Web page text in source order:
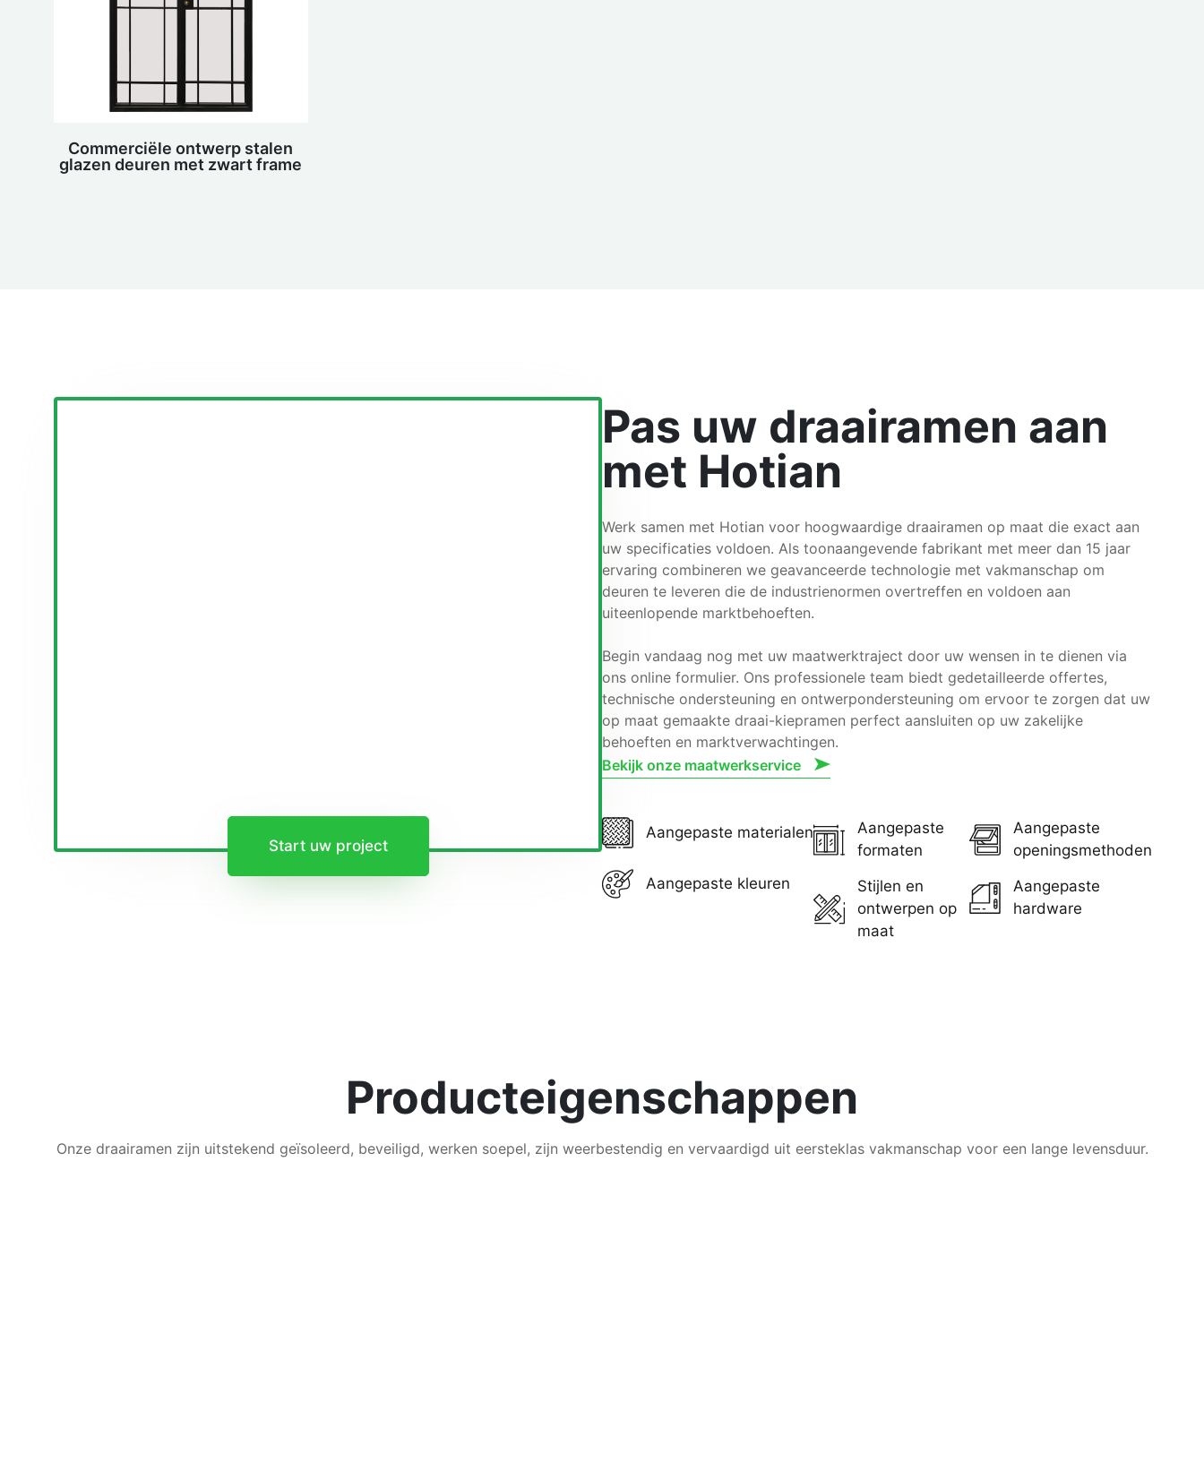
Commerciële ontwerp stalen
glazen deuren met zwart frame
Start uw project
Pas uw draairamen aan
met Hotian
Werk samen met Hotian voor hoogwaardige draairamen op maat die exact aan
uw specificaties voldoen. Als toonaangevende fabrikant met meer dan 15 jaar
ervaring combineren we geavanceerde technologie met vakmanschap om
deuren te leveren die de industrienormen overtreffen en voldoen aan
uiteenlopende marktbehoeften.
Begin vandaag nog met uw maatwerktraject door uw wensen in te dienen via
ons online formulier. Ons professionele team biedt gedetailleerde offertes,
technische ondersteuning en ontwerpondersteuning om ervoor te zorgen dat uw
op maat gemaakte draai-kiepramen perfect aansluiten op uw zakelijke
behoeften en marktverwachtingen.
Bekijk onze maatwerkservice
Aangepaste materialen
Aangepaste kleuren
Aangepaste
formaten
Stijlen en
ontwerpen op
maat
Aangepaste
openingsmethoden
Aangepaste
hardware
Producteigenschappen
Onze draairamen zijn uitstekend geïsoleerd, beveiligd, werken soepel, zijn weerbestendig en vervaardigd uit eersteklas vakmanschap voor een lange levensduur.